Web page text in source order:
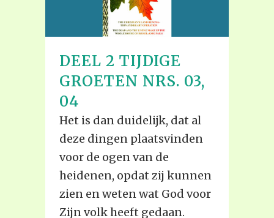
DEEL 2 TIJDIGE
GROETEN NRS. 03,
04
Het is dan duidelijk, dat al
deze dingen plaatsvinden
voor de ogen van de
heidenen, opdat zij kunnen
zien en weten wat God voor
Zijn volk heeft gedaan.